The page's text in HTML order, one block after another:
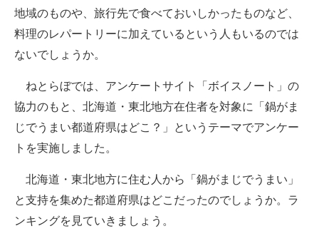
進化するPCとデバイスの未来
好きが集まる 比べて選べる
企業ITのトレンドを詳説
ITエンジニア向け専門サイト
地域のものや、旅行先で食べておいしかったものなど、
料理のレパートリーに加えているという人もいるのでは
ないでしょうか。
ねとらぼでは、アンケートサイト「ボイスノート」の
協力のもと、北海道・東北地方在住者を対象に「鍋がま
じでうまい都道府県はどこ？」というテーマでアンケー
トを実施しました。
北海道・東北地方に住む人から「鍋がまじでうまい」
と支持を集めた都道府県はどこだったのでしょうか。ラ
ンキングを見ていきましょう。